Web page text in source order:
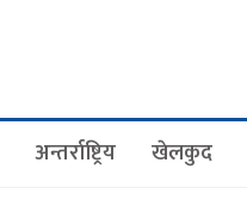
अन्तर्राष्ट्रिय खेलकुद